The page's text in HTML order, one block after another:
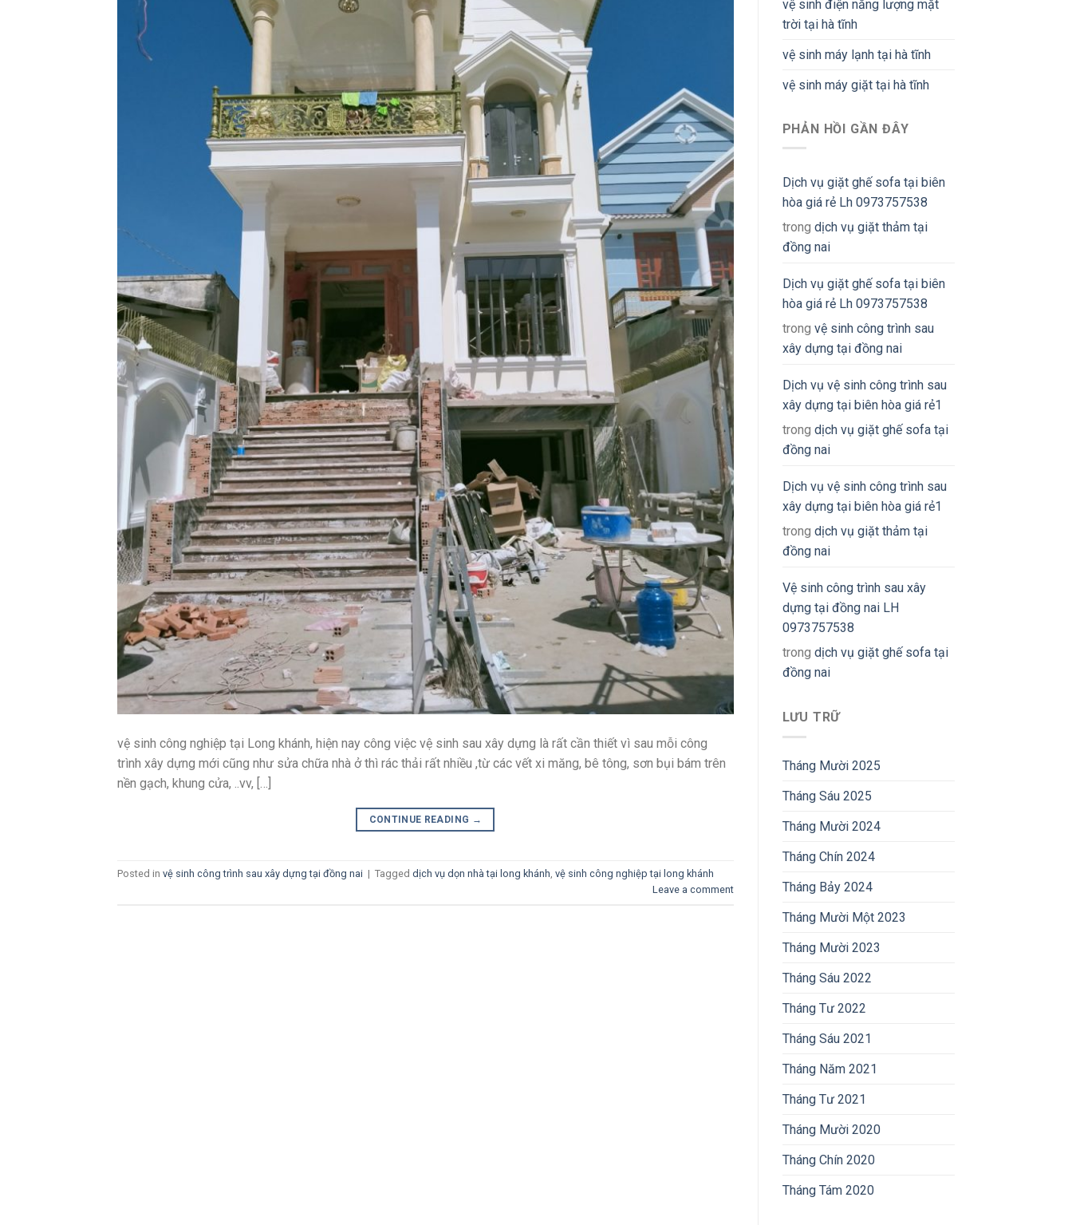
vệ sinh công nghiệp tại Long khánh, hiện nay công việc vệ sinh sau xây dựng là rất cần thiết vì sau mỗi công
trình xây dựng mới cũng như sửa chữa nhà ở thì rác thải rất nhiều ,từ các vết xi măng, bê tông, sơn bụi bám trên
nền gạch, khung cửa, ..vv, […]
CONTINUE READING →
Posted in vệ sinh công trình sau xây dựng tại đồng nai | Tagged dịch vụ dọn nhà tại long khánh, vệ sinh công nghiệp tại long khánh
Leave a comment
vệ sinh điện năng lượng mặt
trời tại hà tĩnh
vệ sinh máy lạnh tại hà tĩnh
vệ sinh máy giặt tại hà tĩnh
PHẢN HỒI GẦN ĐÂY
Dịch vụ giặt ghế sofa tại biên
hòa giá rẻ Lh 0973757538
trong dịch vụ giặt thảm tại
đồng nai
Dịch vụ giặt ghế sofa tại biên
hòa giá rẻ Lh 0973757538
trong vệ sinh công trình sau
xây dựng tại đồng nai
Dịch vụ vệ sinh công trình sau
xây dựng tại biên hòa giá rẻ1
trong dịch vụ giặt ghế sofa tại
đồng nai
Dịch vụ vệ sinh công trình sau
xây dựng tại biên hòa giá rẻ1
trong dịch vụ giặt thảm tại
đồng nai
Vệ sinh công trình sau xây
dựng tại đồng nai LH
0973757538
trong dịch vụ giặt ghế sofa tại
đồng nai
LƯU TRỮ
Tháng Mười 2025
Tháng Sáu 2025
Tháng Mười 2024
Tháng Chín 2024
Tháng Bảy 2024
Tháng Mười Một 2023
Tháng Mười 2023
Tháng Sáu 2022
Tháng Tư 2022
Tháng Sáu 2021
Tháng Năm 2021
Tháng Tư 2021
Tháng Mười 2020
Tháng Chín 2020
Tháng Tám 2020